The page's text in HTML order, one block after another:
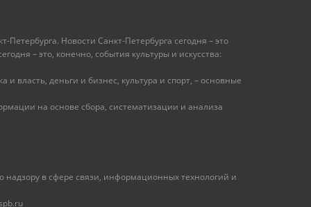
Новости Санкт-Петербурга сегодня – это
– это, конечно, события культуры и искусства:
власть, деньги и бизнес, культура и спорт, – основные
на основе сбора, систематизации и анализа
в сфере связи, информационных технологий и